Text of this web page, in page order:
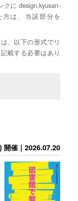
クに design.kyusan-
方は、当該部分を
、以下の形式でリ
載する必要はあり
開催｜2026.07.20